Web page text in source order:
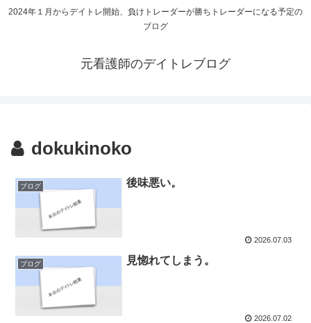
2024年１月からデイトレ開始、負けトレーダーが勝ちトレーダーになる予定の
ブログ
元看護師のデイトレブログ
dokukinoko
ブログ 後味悪い。
2026.07.03
ブログ 見惚れてしまう。
2026.07.02